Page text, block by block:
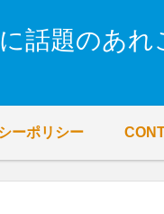
話題のあれ
ーポリシー